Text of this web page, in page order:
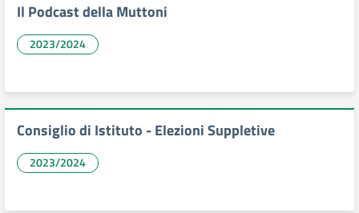
Il Podcast della Muttoni
2023/2024
Consiglio di Istituto - Elezioni Suppletive
2023/2024